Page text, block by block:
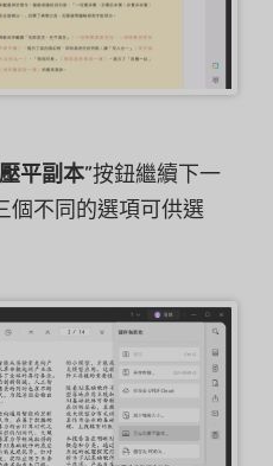
平副本”按鈕繼續下一
個不同的選項可供選